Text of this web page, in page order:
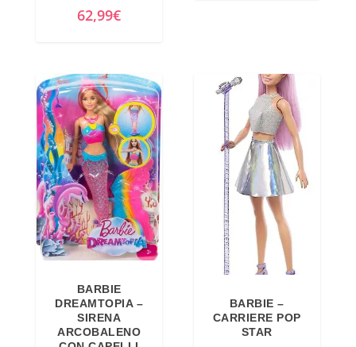
62,99€
BARBIE
DREAMTOPIA –
SIRENA
ARCOBALENO
BARBIE –
CARRIERE POP
STAR